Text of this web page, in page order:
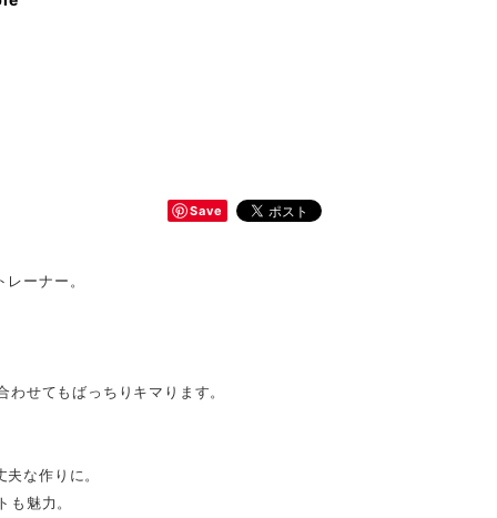
Save
ーナー。
せてもばっちりキマります。
な作りに。
魅力。